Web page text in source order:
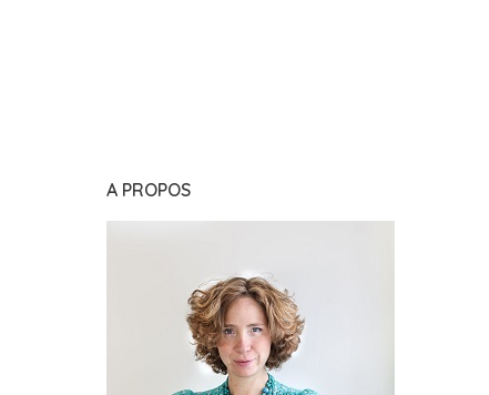
A PROPOS